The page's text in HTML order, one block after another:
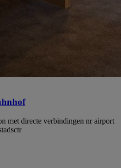
met directe verbindingen nr airport